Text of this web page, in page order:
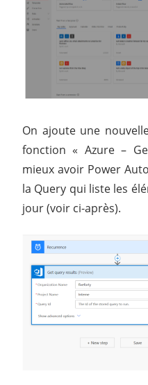
On ajoute une
fonction « Azure –
mieux avoir Power
la Query qui liste les
jour (voir ci-après).